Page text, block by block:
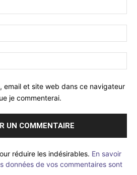
email et site web dans ce navigateur
je commenterai.
réduire les indésirables. En savoir
données de vos commentaires sont